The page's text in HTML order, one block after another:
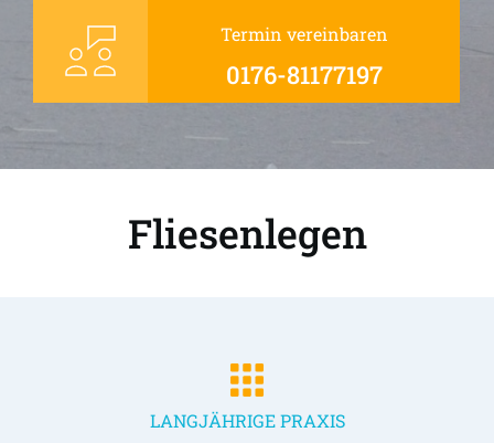
Termin vereinbaren
0176-81177197
Fliesenlegen
LANGJÄHRIGE PRAXIS